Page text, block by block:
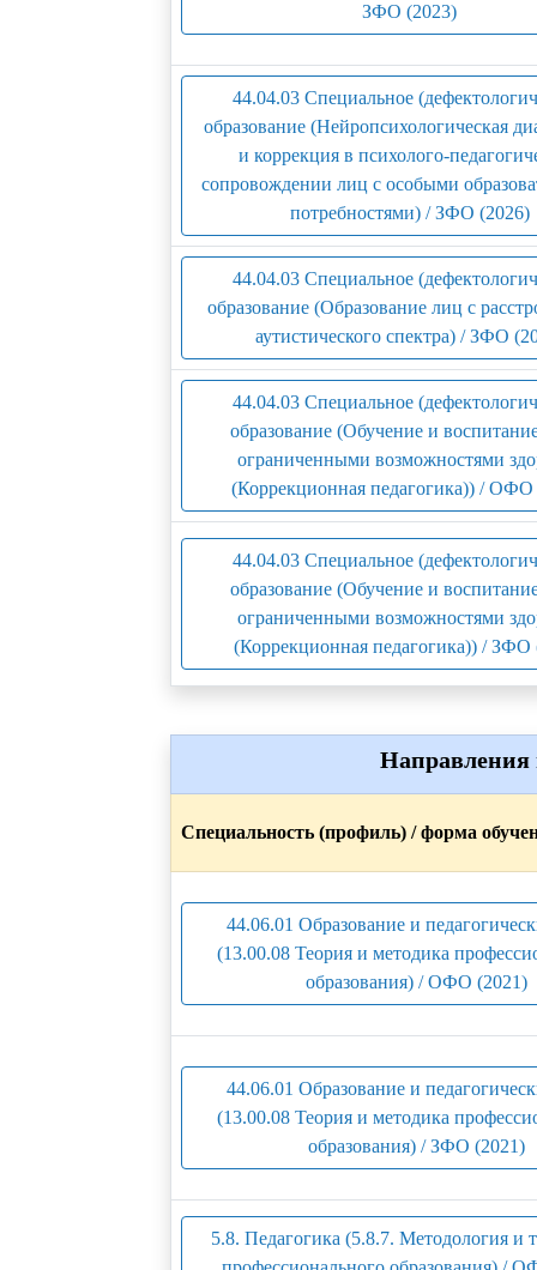
ЗФО (2023)
44.04.03 Специальное
образование (Нейропсихологическая
и коррекция в психолого-
сопровождении лиц с особыми
потребностями) / ЗФО (2026)
44.04.03 Специальное
образование (Образование лиц с
аутистического спектра) / ЗФО
44.04.03 Специальное
образование (Обучение и
ограниченными возможностями
(Коррекционная педагогика)) / ОФО
44.04.03 Специальное
образование (Обучение и
ограниченными возможностями
(Коррекционная педагогика)) / ЗФО
Направления
Специальность (профиль) / форма
44.06.01 Образование и
(13.00.08 Теория и методика
образования) / ОФО (2021)
44.06.01 Образование и
(13.00.08 Теория и методика
образования) / ЗФО (2021)
5.8. Педагогика (5.8.7. Методология и